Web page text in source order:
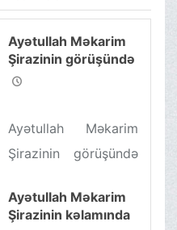
Ayətullah Məkarim
Şirazinin görüşündə
İmam Hüseyn (ə)
Ayətullah Məkarim
Şirazinin görüşündə
əzadarlığının təhlili
Ayətullah Məkarim
Şirazinin kəlamında